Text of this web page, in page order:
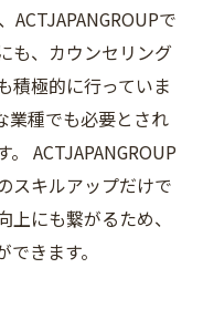
で
も、カウンセリング
積極的に行っていま
業種でも必要とされ
ACTJAPANGROUP
スキルアップだけで
にも繋がるため、
きます。